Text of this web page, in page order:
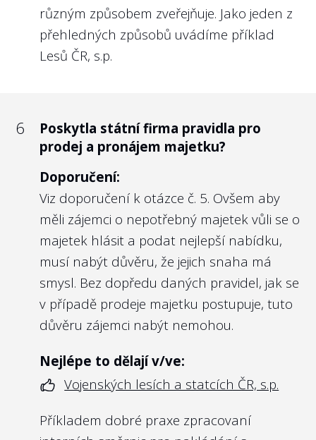
projektu Transparentní Česko.
Vedle toho je zde však na místě i
soukromoprávní úprava
§ 121o odst. 4
zákona č. 256/2004 Sb. o podnikání na
společnosti každoročně zveřejňují Zprávu o
odměňování managementu i kontrolního
orgánu. Důvodem je transparentnost a
nediskriminace akcionářů a potenciálních
akcionářů. Vzhledem k tomu, že u státních
firem je možné v přeneseném smyslu
považovat občany ČR za akcionáře státních
firem, máme za to, že obdobně
transparentní co do odměňování členů
svých nejvyšších orgánů by měly být i státní
Vzhledem k tomu, že u některých
společností může stále jít o citlivou otázku,
managementu na webu Transparentní
různým způsobem zveřejňuje. Jako jeden z
přehledných způsobů uvádíme příklad
Lesů ČR, s.p.
6
Poskytla státní firma pravidla pro
prodej a pronájem majetku?
Doporučení:
Viz doporučení k otázce č. 5. Ovšem aby
měli zájemci o nepotřebný majetek vůli se o
majetek hlásit a podat nejlepší nabídku,
musí nabýt důvěru, že jejich snaha má
smysl. Bez dopředu daných pravidel, jak se
v případě prodeje majetku postupuje, tuto
důvěru zájemci nabýt nemohou.
Nejlépe to dělají v/ve:
Vojenských lesích a statcích ČR, s.p.
Příkladem dobré praxe zpracovaní